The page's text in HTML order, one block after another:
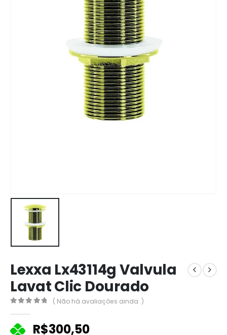
Lexxa Lx43114g Valvula
Lavat Clic Dourado
( Não há avaliações ainda. )
R$300,50